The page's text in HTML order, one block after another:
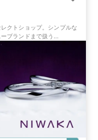
クトショップ。シンプルな
ブランドまで扱う
に出会えるはず！